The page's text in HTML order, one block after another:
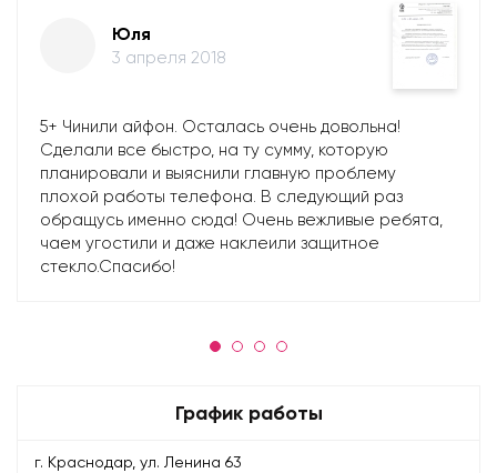
Юля
3 апреля 2018
5+ Чинили айфон. Осталась очень довольна!
Сделали все быстро, на ту сумму, которую
планировали и выяснили главную проблему
плохой работы телефона. В следующий раз
обращусь именно сюда! Очень вежливые ребята,
чаем угостили и даже наклеили защитное
стекло.Спасибо!
График работы
г. Краснодар, ул. Ленина 63